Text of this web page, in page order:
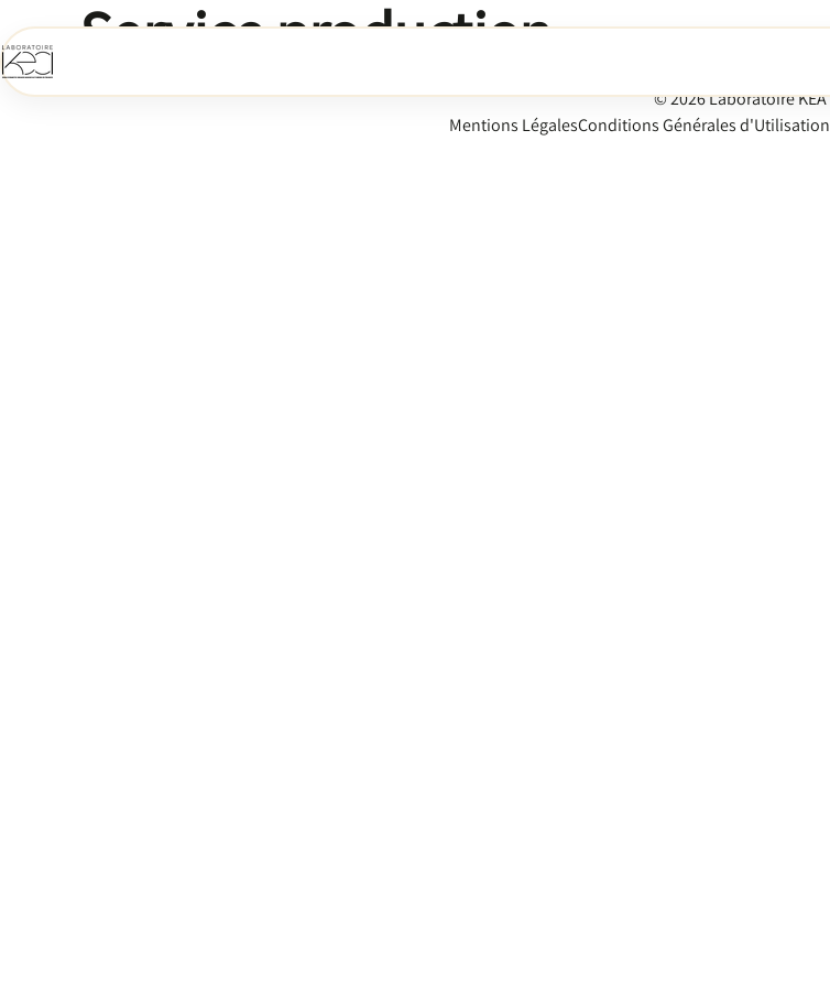
Service production
© 2026 Laboratoire KEA
Mentions LégalesConditions Générales d'Utilisation